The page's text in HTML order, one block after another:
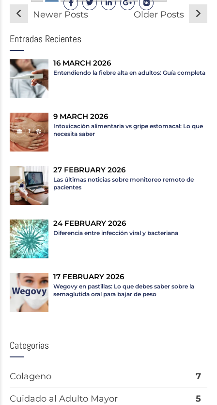
Newer Posts
Older Posts
Entradas Recientes
16 MARCH 2026
Entendiendo la fiebre alta en adultos: Guía completa
9 MARCH 2026
Intoxicación alimentaria vs gripe estomacal: Lo que
necesita saber
27 FEBRUARY 2026
Las últimas noticias sobre monitoreo remoto de
pacientes
24 FEBRUARY 2026
Diferencia entre infección viral y bacteriana
17 FEBRUARY 2026
Wegovy en pastillas: Lo que debes saber sobre la
semaglutida oral para bajar de peso
Categorias
Colageno 7
Cuidado al Adulto Mayor 5